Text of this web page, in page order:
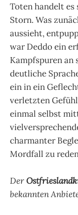
Toten handelt es
Storn. Was
aussieht,
war Deddo ein
Kampfspuren an
deutliche
ein in ein
verletzten
einmal selbst
charmanter
Mordfall zu
Der
bekannten